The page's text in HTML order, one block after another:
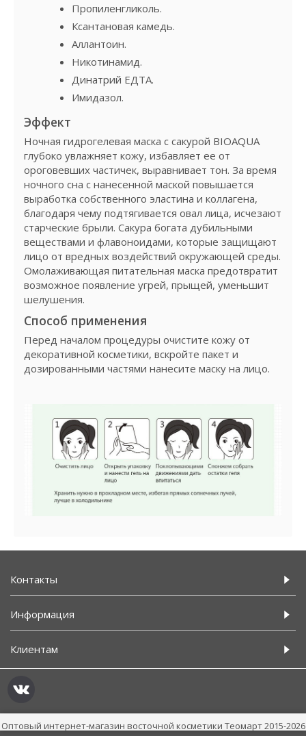
Пропиленгликоль.
Ксантановая камедь.
Аллантоин.
Никотинамид.
Динатрий ЕДТА.
Имидазол.
Эффект
Ночная гидрогелевая маска с сакурой BIOAQUA
глубоко увлажняет кожу, избавляет ее от
ороговевших частичек, выравнивает тон. За время
ночного сна с нанесенной маской повышается
выработка собственного эластина и коллагена,
благодаря чему подтягивается овал лица, исчезают
старческие брыли. Сакура богата дубильными
веществами и флавоноидами, которые защищают
лицо от вредных воздействий окружающей среды.
Омолаживающая питательная маска предотвратит
возможное появление угрей, прыщей, уменьшит
шелушения.
Способ применения
Перед началом процедуры очистите кожу от
декоративной косметики, вскройте пакет и
дозированными частями нанесите маску на лицо.
Контакты
Информация
Клиентам
Оптовый интернет-магазин восточной косметики Теомарт 2015-2026